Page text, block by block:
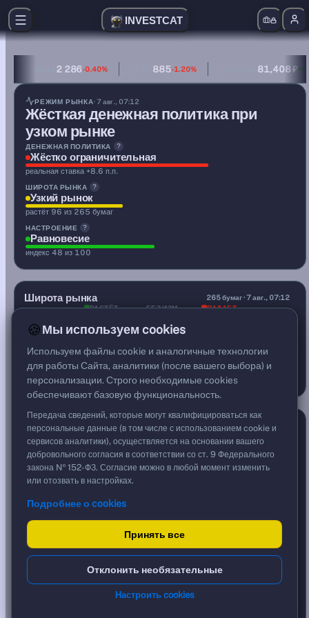
INVESTCAT
2 286-0.40% 885-1.20% 81,408 ₽
РЕЖИМ РЫНКА· 7 авг., 07:12
Жёсткая денежная политика при
узком рынке
денежная политика — жёстко ограничительная
ДЕНЕЖНАЯ ПОЛИТИКА ?
Жёстко ограничительная
реальная ставка +8.6 п.п.
ШИРОТА РЫНКА
?
Узкий рынок
растёт 96 из 265 бумаг
НАСТРОЕНИЕ
?
Равновесие
индекс 48 из 100
Широта рынка 265 бумаг · 7 авг., 07:12
0.62
РАСТЁТ
БЕЗ ИЗМ. ПАДАЕТ
ПРОДАЖИ ШИРЕ РЫНКА
ПОКАЗАТЕЛИ — ДОЛЯ БУМАГ
Выше MA200
Объём выше среднего
Индекс страха и жадности 7 авг., 07:12
48
0–44
НЕЙТРАЛЬНО
45–55 56–100
КОМПОНЕНТЫ — ОТКЛОНЕНИЕ ОТ НЕЙТРАЛИ
🍪Мы используем cookies
Используем файлы cookie и аналогичные технологии
для работы Сайта, аналитики (после вашего выбора) и
персонализации. Строго необходимые cookies
обеспечивают базовую функциональность.
Передача сведений, которые могут квалифицироваться как
персональные данные (в том числе с использованием cookie и
сервисов аналитики), осуществляется на основании вашего
добровольного согласия в соответствии со ст. 9 Федерального
закона № 152-ФЗ. Согласие можно в любой момент изменить
или отозвать в настройках.
Подробнее о cookies
Принять все
Отклонить необязательные
Настроить cookies